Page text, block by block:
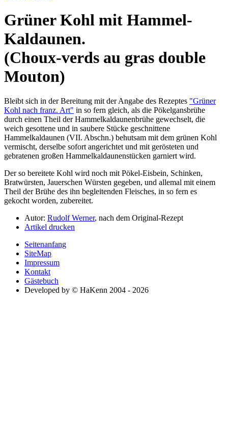
Grüner Kohl mit Hammel-
Kaldaunen.
(Choux-verds au gras double
Mouton)
Bleibt sich in der Bereitung mit der Angabe des Rezeptes "Grüner
Kohl nach franz. Art" in so fern gleich, als die Pökelgansbrühe
durch einen Theil der Hammelkaldaunenbrühe gewechselt, die
weich gesottene und in saubere Stücke geschnittene
Hammelkaldaunen (VII. Abschn.) behutsam mit dem grünen Kohl
vermischt, derselbe sofort angerichtet und mit gerösteten und
gebratenen großen Hammelkaldaunenstücken garniert wird.
Der so bereitete Kohl wird noch mit Pökel-Eisbein, Schinken,
Bratwürsten, Jauerschen Würsten gegeben, und allemal mit einem
Theil der Brühe des ihn begleitenden Fleisches, in so fern es
gekocht worden, zubereitet.
Autor: Rudolf Werner, nach dem Original-Rezept
Artikel drucken
Seitenanfang
SiteMap
Impressum
Kontakt
Gästebuch
Developed by © HaKenn 2004 - 2026